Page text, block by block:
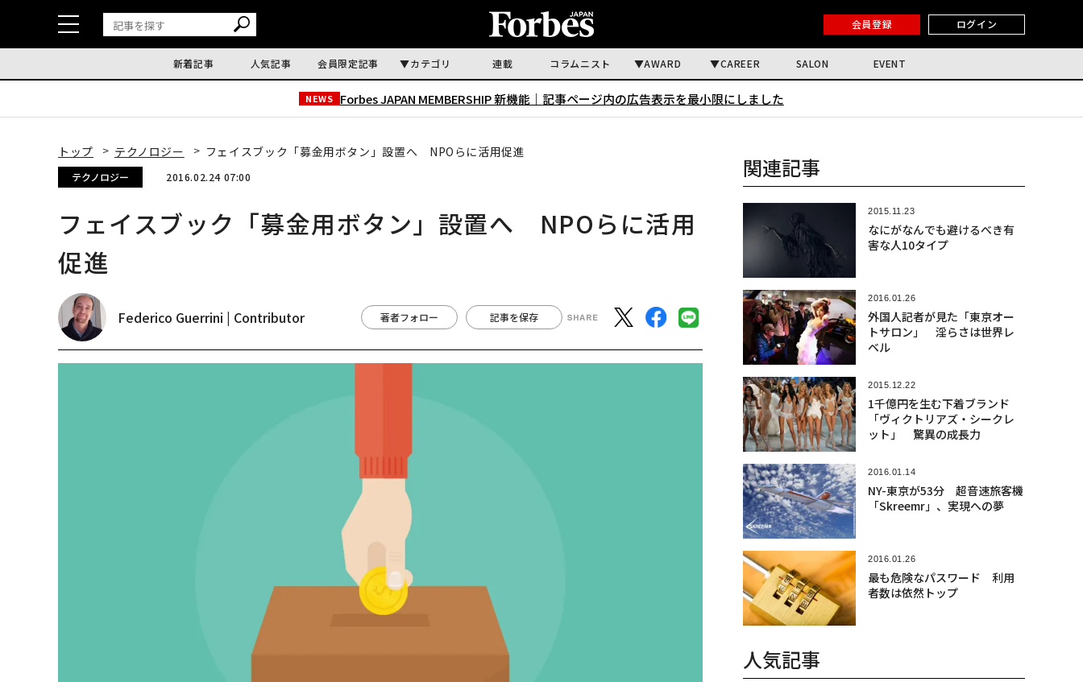
会員登録 ログイン
新着記事 人気記事 会員限定記事 カテゴリ 連載 コラムニスト AWARD CAREER SALON EVENT
NEWS Forbes JAPAN MEMBERSHIP 新機能｜ 記事ページ内の広告表示を最小限にしました
トップ テクノロジー フェイスブック「募金用ボタン」設置へ NPOらに活用促進
テクノロジー 2016.02.24 07:00
フェイスブック「募金用ボタン」設置へ NPOらに活用
促進
Federico Guerrini | Contributor 著者フォロー 記事を保存
関連記事
2015.11.23
なにがなんでも避けるべき有
害な人10タイプ
2016.01.26
外国人記者が見た「東京オー
トサロン」 淫らさは世界レ
ベル
2015.12.22
1千億円を生む下着ブランド
「ヴィクトリアズ・シークレ
ット」 驚異の成長力
2016.01.14
NY-東京が53分 超音速旅客機
「Skreemr」、実現への夢
2016.01.26
最も危険なパスワード 利用
者数は依然トップ
人気記事